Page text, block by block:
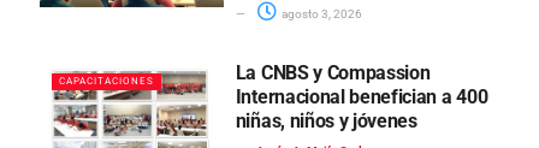
agosto 3, 2026
CAPACITACIONES
La CNBS y Compassion
Internacional benefician a 400
niñas, niños y jóvenes